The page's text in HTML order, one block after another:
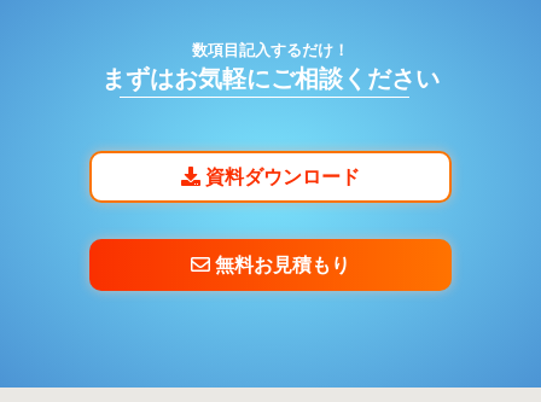
数項目記入するだけ！
まずはお気軽にご相談ください
資料ダウンロード
無料お見積もり